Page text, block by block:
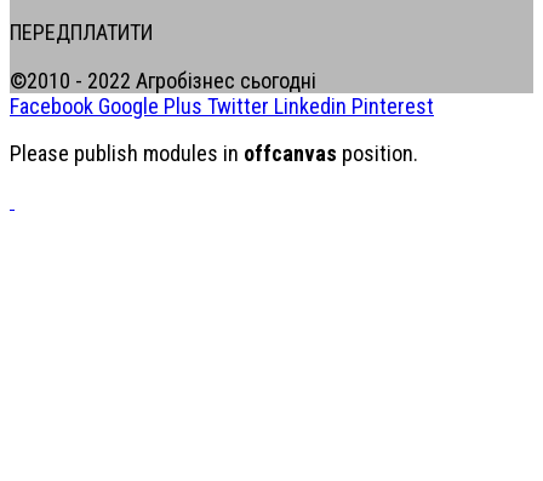
ПЕРЕДПЛАТИТИ
©2010 - 2022 Агробізнес сьогодні
Facebook Google Plus Twitter Linkedin Pinterest
Please publish modules in offcanvas position.